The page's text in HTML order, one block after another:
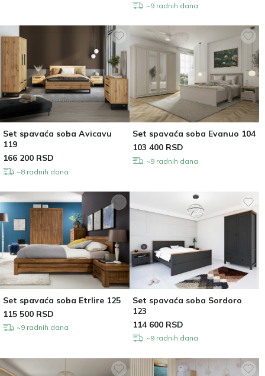
~9 radnih dana
Set spavaća soba Avicavu
119
166 200 RSD
~8 radnih dana
Set spavaća soba Evanuo 104
103 400 RSD
~9 radnih dana
Set spavaća soba Etrlire 125
115 500 RSD
~9 radnih dana
Set spavaća soba Sordoro
123
114 600 RSD
~9 radnih dana